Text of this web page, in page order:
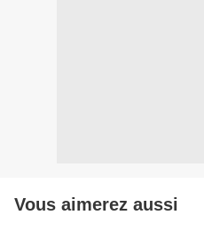
Vous aimerez aussi